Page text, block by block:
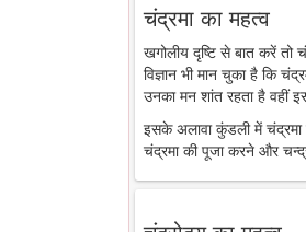
चंद्रमा का महत्व
खगोलीय दृष्टि से बात करें
विज्ञान भी मान चुका है कि
उनका मन शांत रहता है वहीं
इसके अलावा कुंडली में चंद्रमा
चंद्रमा की पूजा करने और